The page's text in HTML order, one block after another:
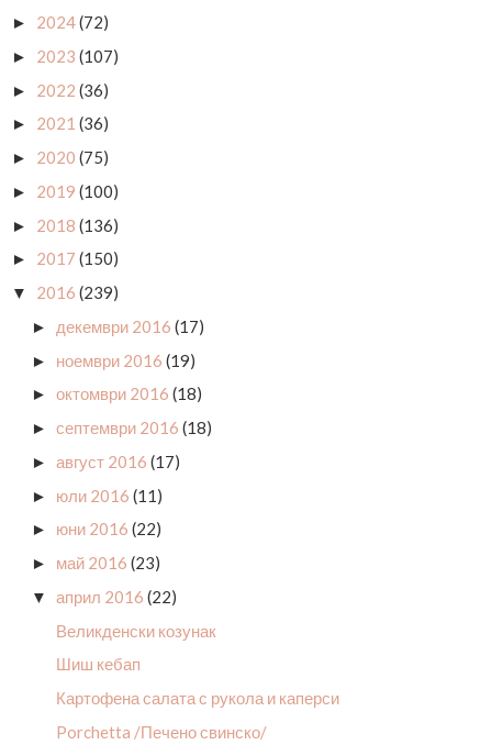
► 2024(72)
► 2023 (107)
► 2022 (36)
► 2021 (36)
► 2020 (75)
► 2019 (100)
► 2018 (136)
► 2017 (150)
▼ 2016 (239)
► декември 2016 (17)
► ноември 2016 (19)
► октомври 2016 (18)
► септември 2016 (18)
► август 2016 (17)
► юли 2016 (11)
► юни 2016 (22)
► май 2016 (23)
▼ април 2016 (22)
Великденски козунак
Шиш кебап
Картофена салата с рукола и каперси
Porchetta /Печено свинско/